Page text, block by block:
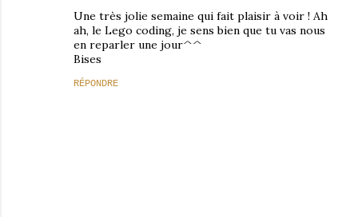
Une très jolie semaine qui fait plaisir à voir ! Ah
ah, le Lego coding, je sens bien que tu vas nous
en reparler une jour^^
Bises
RÉPONDRE